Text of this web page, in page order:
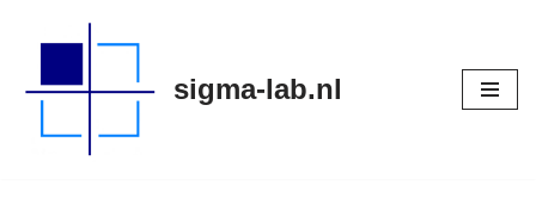
naar
sigma-lab.nl